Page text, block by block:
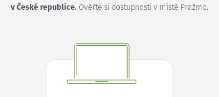
v České republice. Ověřte si dostupnosti v místě Pražmo.